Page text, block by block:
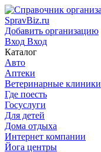
SpravBiz.ru
Добавить организацию
Вход Вход
Каталог
Авто
Аптеки
Ветеринарные клиники
Где поесть
Госуслуги
Для детей
Дома отдыха
Интернет компании
Йога центры